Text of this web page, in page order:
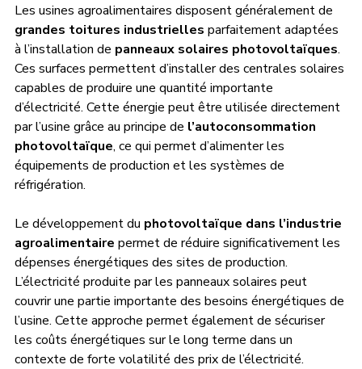
Les usines agroalimentaires disposent généralement de
grandes toitures industrielles parfaitement adaptées
à l’installation de panneaux solaires photovoltaïques.
Ces surfaces permettent d’installer des centrales solaires
capables de produire une quantité importante
d’électricité. Cette énergie peut être utilisée directement
par l’usine grâce au principe de l’autoconsommation
photovoltaïque, ce qui permet d’alimenter les
équipements de production et les systèmes de
réfrigération.
Le développement du photovoltaïque dans l’industrie
agroalimentaire permet de réduire significativement les
dépenses énergétiques des sites de production.
L’électricité produite par les panneaux solaires peut
couvrir une partie importante des besoins énergétiques de
l’usine. Cette approche permet également de sécuriser
les coûts énergétiques sur le long terme dans un
contexte de forte volatilité des prix de l’électricité.